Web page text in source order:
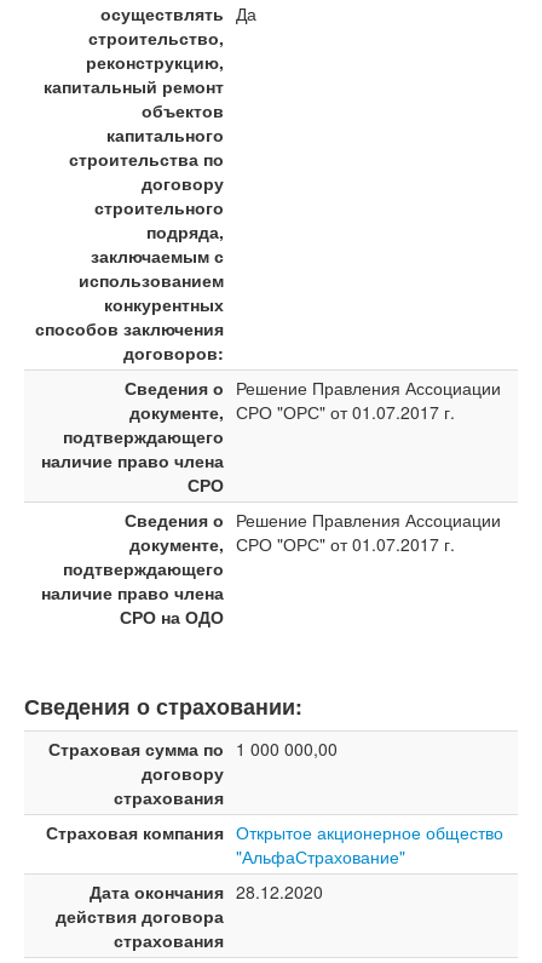
осуществлять
строительство,
реконструкцию,
капитальный ремонт
объектов
капитального
строительства по
договору
строительного
подряда,
заключаемым с
использованием
конкурентных
способов заключения
договоров:
Да
Сведения о
документе,
подтверждающего
наличие право члена
СРО
Решение Правления Ассоциации
СРО "ОРС" от 01.07.2017 г.
Сведения о
документе,
подтверждающего
наличие право члена
СРО на ОДО
Решение Правления Ассоциации
СРО "ОРС" от 01.07.2017 г.
Сведения о страховании:
Страховая сумма по
договору
страхования
1 000 000,00
Страховая компания Открытое акционерное общество
"АльфаСтрахование"
Дата окончания
действия договора
страхования
28.12.2020